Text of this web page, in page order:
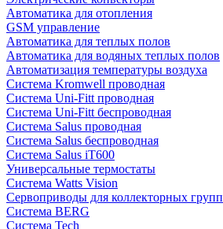
Автоматика для отопления
GSM управление
Автоматика для теплых полов
Автоматика для водяных теплых полов
Автоматизация температуры воздуха
Система Kromwell проводная
Система Uni-Fitt проводная
Система Uni-Fitt беспроводная
Система Salus проводная
Система Salus беспроводная
Система Salus iT600
Универсальные термостаты
Система Watts Vision
Сервоприводы для коллекторных групп
Система BERG
Система Tech